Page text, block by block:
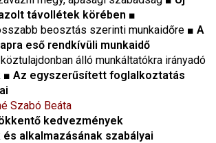
távollétek körében ■
beosztás szerinti munkaidőre ■ A
eső rendkívüli munkaidő
álló munkáltatókra irányadó
■ Az egyszerűsített foglalkoztatás
Szabó Beáta
kedvezmények
alkalmazásának szabályai